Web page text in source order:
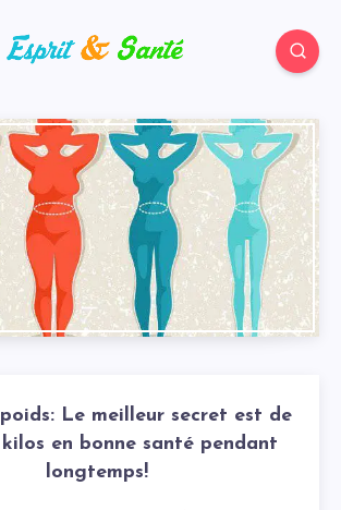
Le meilleur secret est de
en bonne santé pendant
longtemps!